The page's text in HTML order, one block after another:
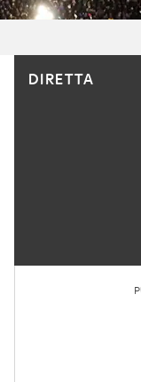
DIRETTA